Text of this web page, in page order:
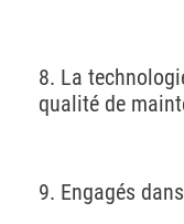
8. La
qualité de
9. Engagés